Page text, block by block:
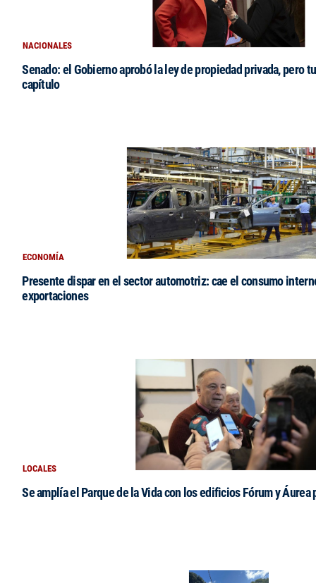
NACIONALES
Senado: el Gobierno aprobó la ley de propiedad privada, pero
capítulo
ECONOMÍA
Presente dispar en el sector automotriz: cae el consumo
exportaciones
LOCALES
Se amplía el Parque de la Vida con los edificios Fórum y